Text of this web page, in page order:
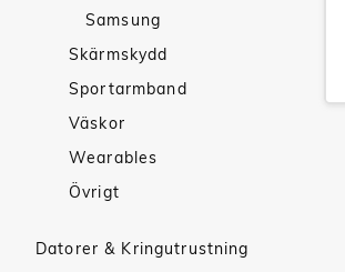
Samsung
Skärmskydd
Sportarmband
Väskor
Wearables
Övrigt
Datorer & Kringutrustning